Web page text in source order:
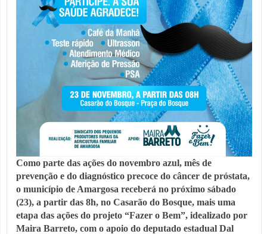
Como parte das ações do novembro azul, mês de
prevenção e do diagnóstico precoce do câncer de próstata,
o município de Amargosa receberá no próximo sábado
(23), a partir das 8h, no Casarão do Bosque, mais uma
etapa das ações do projeto “Fazer o Bem”, idealizado por
Maira Barreto, com o apoio do deputado estadual Dal